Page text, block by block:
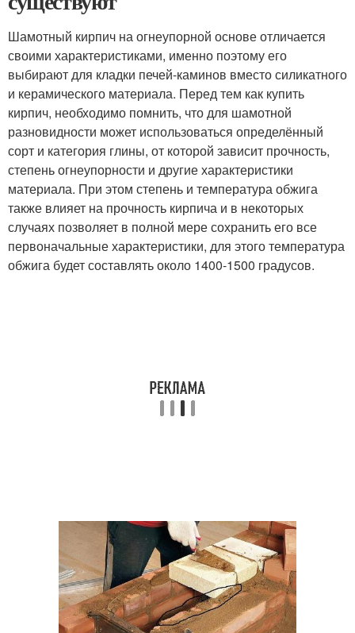
Шамотный кирпич на огнеупорной основе отличается
своими характеристиками, именно поэтому его
выбирают для кладки печей-каминов вместо силикатного
и керамического материала. Перед тем как купить
кирпич, необходимо помнить, что для шамотной
разновидности может использоваться определённый
сорт и категория глины, от которой зависит прочность,
степень огнеупорности и другие характеристики
материала. При этом степень и температура обжига
также влияет на прочность кирпича и в некоторых
случаях позволяет в полной мере сохранить его все
первоначальные характеристики, для этого температура
обжига будет составлять около 1400-1500 градусов.